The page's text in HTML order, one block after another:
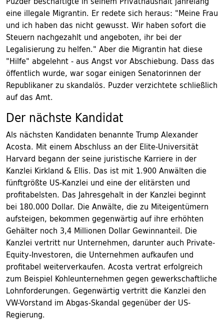
eine illegale Migrantin. Er redete sich heraus: "Meine Frau
und ich haben das nicht gewusst. Wir haben sofort die
Steuern nachgezahlt und angeboten, ihr bei der
Legalisierung zu helfen." Aber die Migrantin hat diese
"Hilfe" abgelehnt - aus Angst vor Abschiebung. Dass das
öffentlich wurde, war sogar einigen Senatorinnen der
Republikaner zu skandalös. Puzder verzichtete schließlich
auf das Amt.
Der nächste Kandidat
Als nächsten Kandidaten benannte Trump Alexander
Acosta. Mit einem Abschluss an der Elite-Universität
Harvard begann der seine juristische Karriere in der
Kanzlei Kirkland & Ellis. Das ist mit 1.900 Anwälten die
fünftgrößte US-Kanzlei und eine der elitärsten und
profitabelsten. Das Jahresgehalt in der Kanzlei beginnt
bei 180.000 Dollar. Die Anwälte, die zu Miteigentümern
aufsteigen, bekommen gegenwärtig auf ihre erhöhten
Gehälter noch 3,4 Millionen Dollar Gewinnanteil. Die
Kanzlei vertritt nur Unternehmen, darunter auch Private-
Equity-Investoren, die Unternehmen aufkaufen und
profitabel weiterverkaufen. Acosta vertrat erfolgreich
zum Beispiel Kohleunternehmen gegen gewerkschaftliche
Lohnforderungen. Gegenwärtig vertritt die Kanzlei den
VW-Vorstand im Abgas-Skandal gegenüber der US-
Regierung.